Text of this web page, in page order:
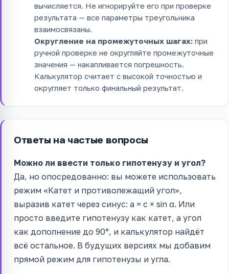
вычисляется. Не игнорируйте его при проверке
результата — все параметры треугольника
взаимосвязаны.
Округление на промежуточных шагах: при
ручной проверке не округляйте промежуточные
значения — накапливается погрешность.
Калькулятор считает с высокой точностью и
округляет только финальный результат.
Ответы на частые вопросы
Можно ли ввести только гипотенузу и угол?
Да, но опосредованно: вы можете использовать
режим «Катет и противолежащий угол»,
выразив катет через синус: a = c × sin α. Или
просто введите гипотенузу как катет, а угол
как дополнение до 90°, и калькулятор найдёт
всё остальное. В будущих версиях мы добавим
прямой режим для гипотенузы и угла.